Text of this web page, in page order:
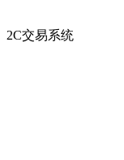
2C交易系统